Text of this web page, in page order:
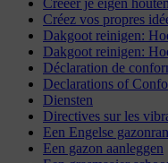
Créez vos propres
Dakgoot reinigen:
Dakgoot reinigen:
Déclaration de
Declarations of
Diensten
Directives sur les
Een Engelse
Een gazon aanleggen